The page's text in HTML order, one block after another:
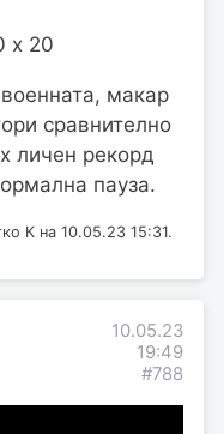
х 20
макар
сравнително
личен рекорд
пауза.
К на 10.05.23 15:31.
10.05.23
19:49
#788